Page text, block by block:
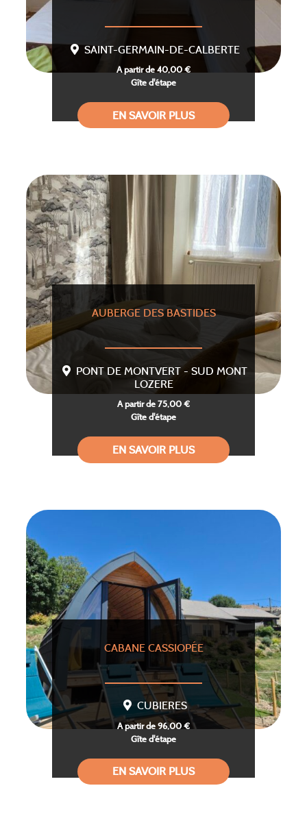
SAINT-GERMAIN-DE-CALBERTE
A partir de 40,00 €
Gîte d'étape
EN SAVOIR PLUS
AUBERGE DES BASTIDES
PONT DE MONTVERT - SUD MONT
LOZERE
A partir de 75,00 €
Gîte d'étape
EN SAVOIR PLUS
CABANE CASSIOPÉE
CUBIERES
A partir de 96,00 €
Gîte d'étape
EN SAVOIR PLUS